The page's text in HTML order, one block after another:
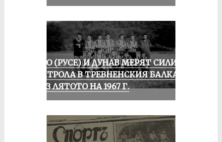
ЛОКО (РУСЕ) И ДУНАВ МЕРЯТ СИЛИ В
КОНТРОЛА В ТРЕВНЕНСКИЯ БАЛКАН
ПРЕЗ ЛЯТОТО НА 1967 Г.